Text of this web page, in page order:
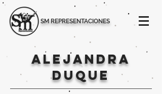
SM REPRESENTACIONES
ALEJANDRA
DUQUE